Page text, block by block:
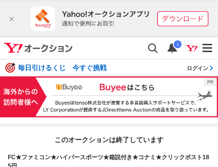
i
毎日引けるくじ 今すぐ挑戦 ログイン
このオークションは終了しています
FC★ファミコン★ハイパースポーツ★箱説付き★コナミ★クリックポスト18